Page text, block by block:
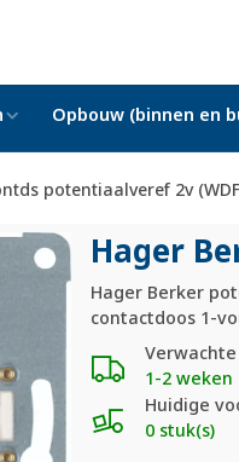
Opbouw (binnen en
potentiaalveref 2v
Hager
Hager Berker
contactdoos 1-
1-2 weken
Huidige
0 stuk(s)